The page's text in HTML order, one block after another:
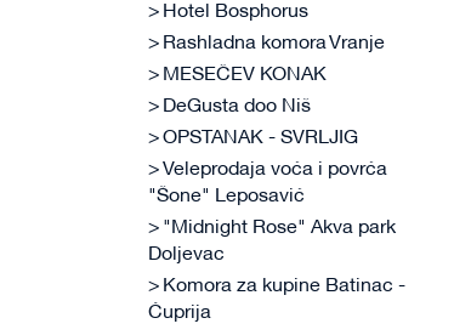
Hotel Bosphorus
Rashladna komora Vranje
MESEČEV KONAK
DeGusta doo Niš
OPSTANAK - SVRLJIG
Veleprodaja voća i povrća
"Šone" Leposavić
"Midnight Rose" Akva park
Doljevac
Komora za kupine Batinac -
Ćuprija